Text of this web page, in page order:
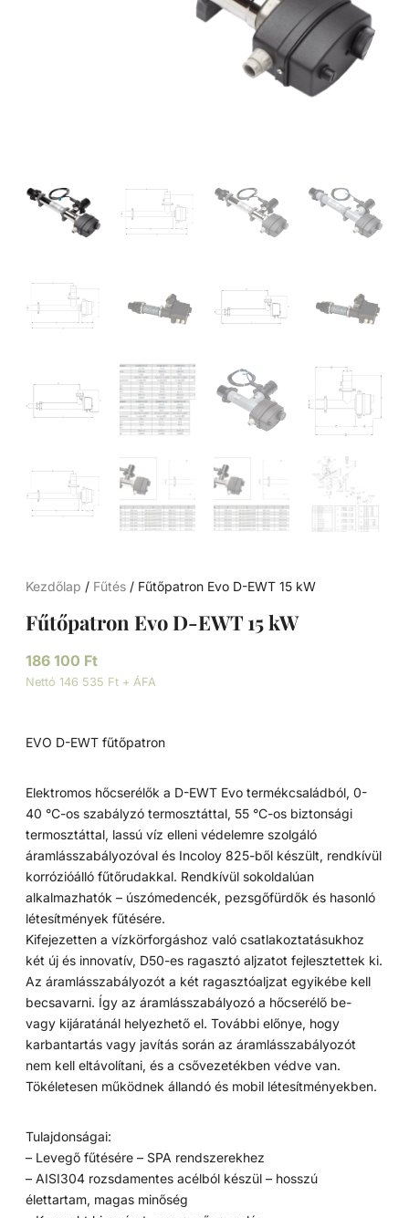
Kezdőlap / Fűtés / Fűtőpatron Evo D-EWT 15 kW
Fűtőpatron Evo D-EWT 15 kW
186 100 Ft
Nettó 146 535 Ft + ÁFA
EVO D-EWT fűtőpatron
Elektromos hőcserélők a D-EWT Evo termékcsaládból, 0-
40 °C-os szabályzó termosztáttal, 55 °C-os biztonsági
termosztáttal, lassú víz elleni védelemre szolgáló
áramlásszabályozóval és Incoloy 825-ből készült, rendkívül
korrózióálló fűtőrudakkal. Rendkívül sokoldalúan
alkalmazhatók – úszómedencék, pezsgőfürdők és hasonló
létesítmények fűtésére.
Kifejezetten a vízkörforgáshoz való csatlakoztatásukhoz
két új és innovatív, D50-es ragasztó aljzatot fejlesztettek ki.
Az áramlásszabályozót a két ragasztóaljzat egyikébe kell
becsavarni. Így az áramlásszabályozó a hőcserélő be-
vagy kijáratánál helyezhető el. További előnye, hogy
karbantartás vagy javítás során az áramlásszabályozót
nem kell eltávolítani, és a csővezetékben védve van.
Tökéletesen működnek állandó és mobil létesítményekben.
Tulajdonságai:
– Levegő fűtésére – SPA rendszerekhez
– AISI304 rozsdamentes acélból készül – hosszú
élettartam, magas minőség